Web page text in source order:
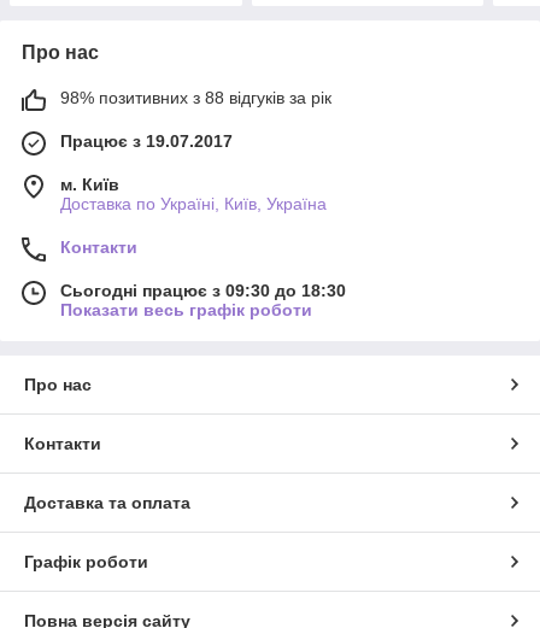
Про нас
98% позитивних з 88 відгуків за рік
Працює з 19.07.2017
м. Київ
Доставка по Україні, Київ, Україна
Контакти
Сьогодні працює з 09:30 до 18:30
Показати весь графік роботи
Про нас
Контакти
Доставка та оплата
Графік роботи
Повна версія сайту